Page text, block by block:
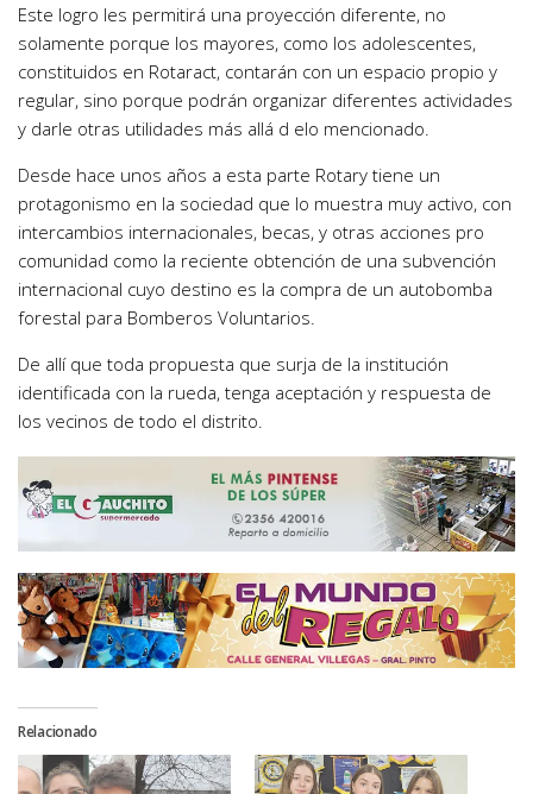
Este logro les permitirá una proyección diferente, no
solamente porque los mayores, como los adolescentes,
constituidos en Rotaract, contarán con un espacio propio y
regular, sino porque podrán organizar diferentes actividades
y darle otras utilidades más allá d elo mencionado.
Desde hace unos años a esta parte Rotary tiene un
protagonismo en la sociedad que lo muestra muy activo, con
intercambios internacionales, becas, y otras acciones pro
comunidad como la reciente obtención de una subvención
internacional cuyo destino es la compra de un autobomba
forestal para Bomberos Voluntarios.
De allí que toda propuesta que surja de la institución
identificada con la rueda, tenga aceptación y respuesta de
los vecinos de todo el distrito.
Relacionado